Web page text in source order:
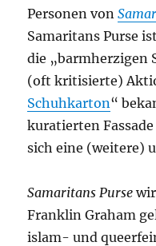
Personen von
Samaritans Purse
die „barmherzigen
(oft kritisierte)
Schuhkarton“
kuratierten
sich eine (weitere)
Samaritans Purse
Franklin Graham
islam- und